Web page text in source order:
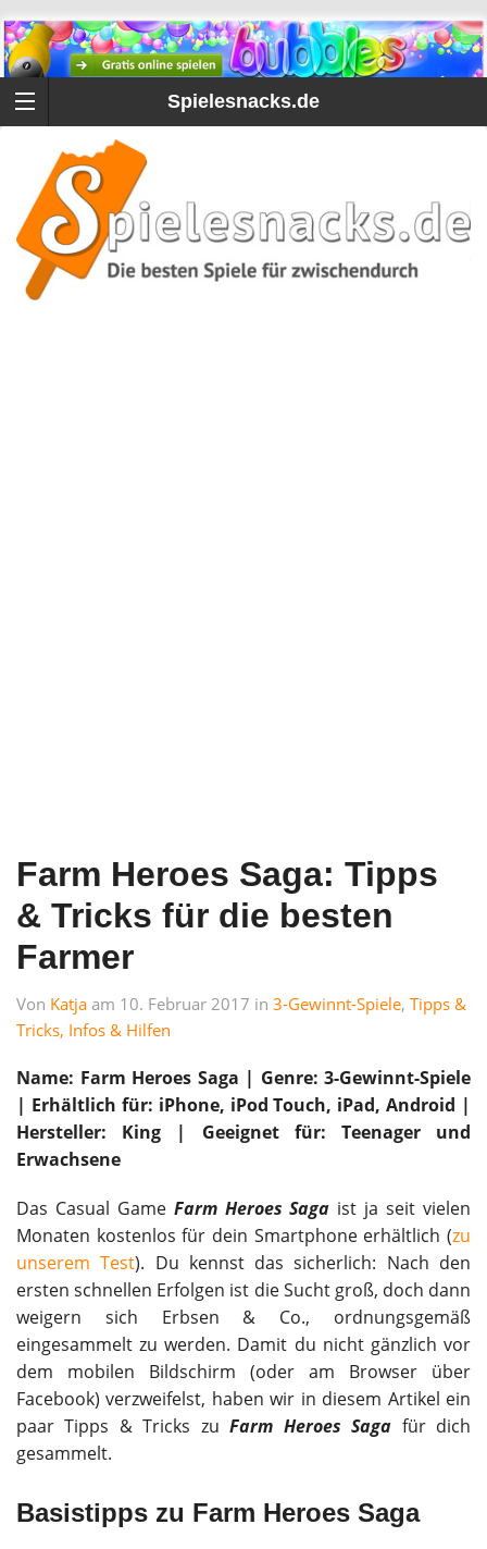
Spielesnacks.de
Farm Heroes Saga: Tipps
& Tricks für die besten
Farmer
Von Katja am 10. Februar 2017 in 3-Gewinnt-Spiele, Tipps &
Tricks, Infos & Hilfen
Name: Farm Heroes Saga | Genre: 3-Gewinnt-Spiele
| Erhältlich für: iPhone, iPod Touch, iPad, Android |
Hersteller: King | Geeignet für: Teenager und
Erwachsene
Das Casual Game Farm Heroes Saga ist ja seit vielen
Monaten kostenlos für dein Smartphone erhältlich (zu
unserem Test). Du kennst das sicherlich: Nach den
ersten schnellen Erfolgen ist die Sucht groß, doch dann
weigern sich Erbsen & Co., ordnungsgemäß
eingesammelt zu werden. Damit du nicht gänzlich vor
dem mobilen Bildschirm (oder am Browser über
Facebook) verzweifelst, haben wir in diesem Artikel ein
paar Tipps & Tricks zuFarm Heroes Saga für dich
gesammelt.
Basistipps zu Farm Heroes Saga